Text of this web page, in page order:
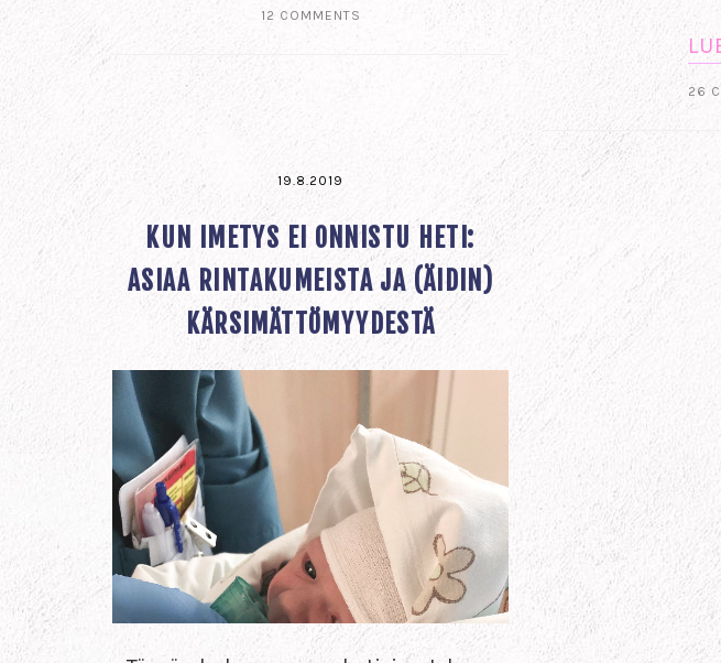
12 COMMENTS
26
19.8.2019
KUN IMETYS EI ONNISTU HETI:
ASIAA RINTAKUMEISTA JA (ÄIDIN)
KÄRSIMÄTTÖMYYDESTÄ